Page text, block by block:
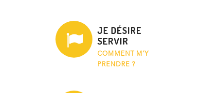
JE DÉSIRE
SERVIR
COMMENT M'Y
PRENDRE ?